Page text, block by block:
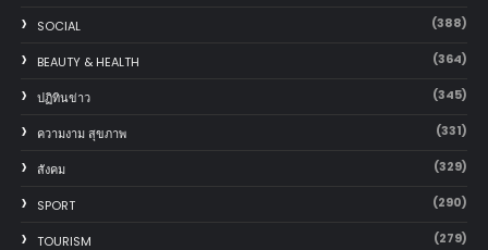
SOCIAL (388)
BEAUTY & HEALTH (364)
ปฏิทินข่าว (345)
ความงาม สุขภาพ (331)
สังคม (329)
SPORT (290)
TOURISM (279)